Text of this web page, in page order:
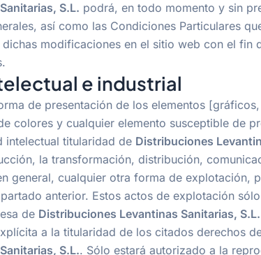
S.L. podrá, en todo momento y sin
así como las Condiciones Particulares
modificaciones en el sitio web con el fin
e industrial
de presentación de los elementos
colores y cualquier elemento susceptible de
intelectual titularidad de Distribuciones
la transformación, distribución,
general, cualquier otra forma de explotación,
anterior. Estos actos de explotación
de Distribuciones Levantinas Sanitarias, S.L.
a la titularidad de los citados derechos
S.L.. Sólo estará autorizado a la